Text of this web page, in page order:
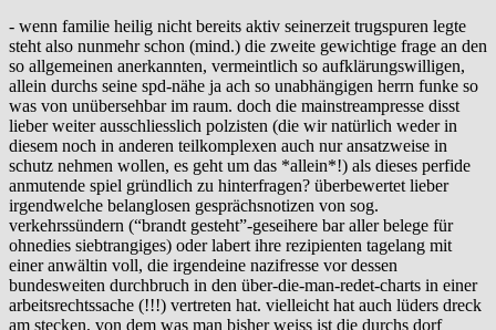
- wenn familie heilig nicht bereits aktiv seinerzeit trugspuren legte
steht also nunmehr schon (mind.) die zweite gewichtige frage an den
so allgemeinen anerkannten, vermeintlich so aufklärungswilligen,
allein durchs seine spd-nähe ja ach so unabhängigen herrn funke so
was von unübersehbar im raum. doch die mainstreampresse disst
lieber weiter ausschliesslich polzisten (die wir natürlich weder in
diesem noch in anderen teilkomplexen auch nur ansatzweise in
schutz nehmen wollen, es geht um das *allein*!) als dieses perfide
anmutende spiel gründlich zu hinterfragen? überbewertet lieber
irgendwelche belanglosen gesprächsnotizen von sog.
verkehrssündern (“brandt gesteht”-geseihere bar aller belege für
ohnedies siebtrangiges) oder labert ihre rezipienten tagelang mit
einer anwältin voll, die irgendeine nazifresse vor dessen
bundesweiten durchbruch in den über-die-man-redet-charts in einer
arbeitsrechtssache (!!!) vertreten hat. vielleicht hat auch lüders dreck
am stecken, von dem was man bisher weiss ist die durchs dorf